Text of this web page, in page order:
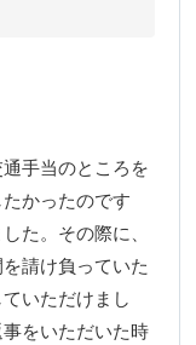
手当のところを
かったのです
た。その際に、
請け負っていた
いただけまし
をいただいた時